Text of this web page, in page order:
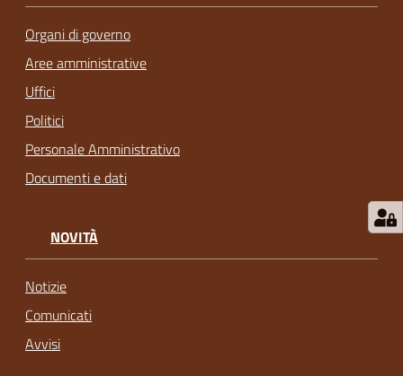
Organi di governo
Aree amministrative
Uffici
Politici
Personale Amministrativo
Documenti e dati
NOVITÀ
Notizie
Comunicati
Avvisi